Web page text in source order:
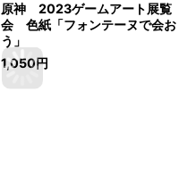
原神 2023ゲームアート展覧
会 色紙「フォンテーヌで会お
う」
1,050円